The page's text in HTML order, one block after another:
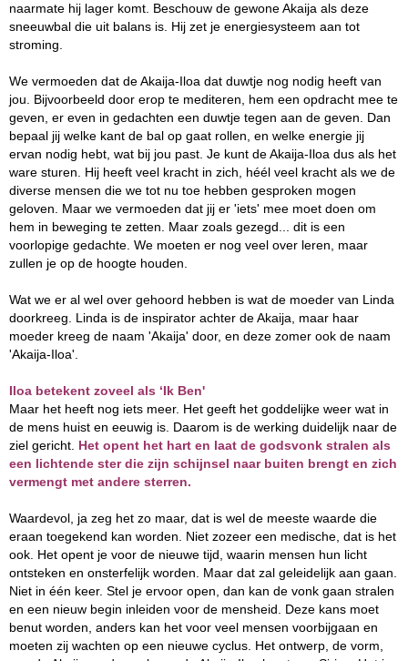
naarmate hij lager komt. Beschouw de gewone Akaija als deze
sneeuwbal die uit balans is. Hij zet je energiesysteem aan tot
stroming.
We vermoeden dat de Akaija-Iloa dat duwtje nog nodig heeft van
jou. Bijvoorbeeld door erop te mediteren, hem een opdracht mee te
geven, er even in gedachten een duwtje tegen aan de geven. Dan
bepaal jij welke kant de bal op gaat rollen, en welke energie jij
ervan nodig hebt, wat bij jou past. Je kunt de Akaija-Iloa dus als het
ware sturen. Hij heeft veel kracht in zich, héél veel kracht als we de
diverse mensen die we tot nu toe hebben gesproken mogen
geloven. Maar we vermoeden dat jij er 'iets' mee moet doen om
hem in beweging te zetten. Maar zoals gezegd... dit is een
voorlopige gedachte. We moeten er nog veel over leren, maar
zullen je op de hoogte houden.
Wat we er al wel over gehoord hebben is wat de moeder van Linda
doorkreeg. Linda is de inspirator achter de Akaija, maar haar
moeder kreeg de naam 'Akaija' door, en deze zomer ook de naam
'Akaija-Iloa'.
Iloa betekent zoveel als ‘Ik Ben'
Maar het heeft nog iets meer. Het geeft het goddelijke weer wat in
de mens huist en eeuwig is. Daarom is de werking duidelijk naar de
ziel gericht. Het opent het hart en laat de godsvonk stralen als
een lichtende ster die zijn schijnsel naar buiten brengt en zich
vermengt met andere sterren.
Waardevol, ja zeg het zo maar, dat is wel de meeste waarde die
eraan toegekend kan worden. Niet zozeer een medische, dat is het
ook. Het opent je voor de nieuwe tijd, waarin mensen hun licht
ontsteken en onsterfelijk worden. Maar dat zal geleidelijk aan gaan.
Niet in één keer. Stel je ervoor open, dan kan de vonk gaan stralen
en een nieuw begin inleiden voor de mensheid. Deze kans moet
benut worden, anders kan het voor veel mensen voorbijgaan en
moeten zij wachten op een nieuwe cyclus. Het ontwerp, de vorm,